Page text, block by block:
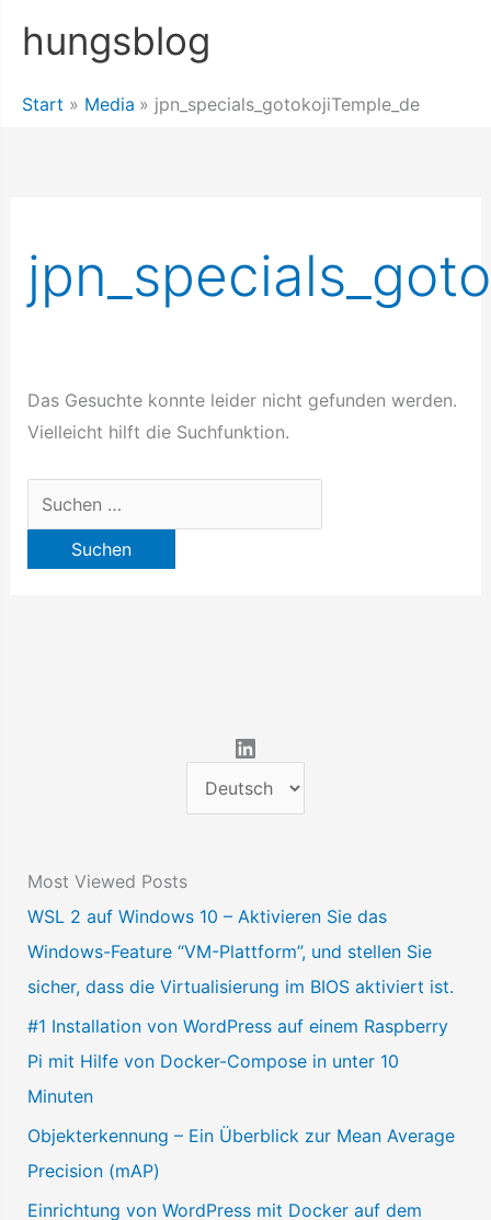
Inhalthungsblog
Start Media jpn_specials_gotokojiTemple_de
Das Gesuchte konnte leider nicht gefunden werden.
Vielleicht hilft die Suchfunktion.
Suchen
nach:
LinkedIn
p
a
c
h
e
a
u
w
Most Viewed Posts
WSL 2 auf Windows 10 – Aktivieren Sie das
Windows-Feature “VM-Plattform”, und stellen Sie
sicher, dass die Virtualisierung im BIOS aktiviert ist.
#1 Installation von WordPress auf einem Raspberry
Pi mit Hilfe von Docker-Compose in unter 10
Minuten
Objekterkennung – Ein Überblick zur Mean Average
Precision (mAP)
Einrichtung von WordPress mit Docker auf dem